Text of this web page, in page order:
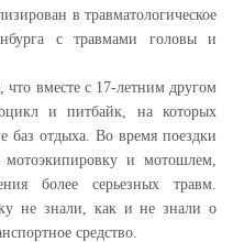
в травматологическое
с травмами головы и
вместе с 17-летним другом
и питбайк, на которых
баз отдыха. Во время поездки
мотоэкипировку и мотошлем,
более серьезных травм.
не знали, как и не знали о
средство.